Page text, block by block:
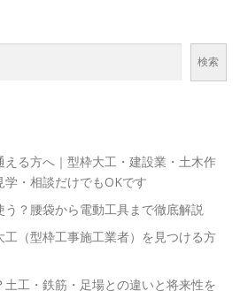
検索
る方へ｜型枠大工・建設業・土木作
・相談だけでもOKです
？腰袋から電動工具まで徹底解説
（型枠工事施工業者）を見つける方
工・鉄筋・足場との違いと将来性を